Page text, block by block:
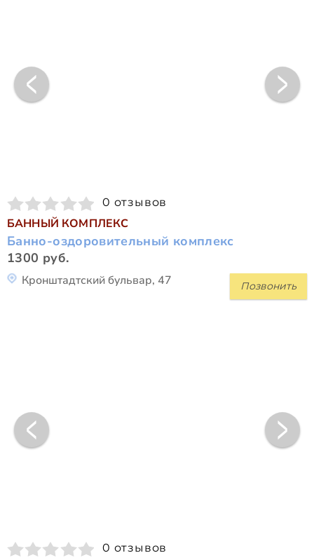
0 отзывов
БАННЫЙ КОМПЛЕКС
Банно-оздоровительный комплекс
1300 руб.
Позвонить
Кронштадтский бульвар, 47
0 отзывов